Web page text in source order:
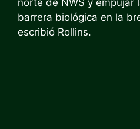
barrera biológica en la
escribió Rollins.